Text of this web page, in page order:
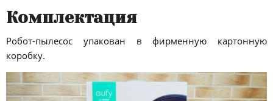
Комплектация
Робот-пылесос упакован в фирменную картонную
коробку.